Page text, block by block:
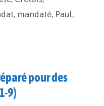
, mandaté, Paul,
pour des
9)